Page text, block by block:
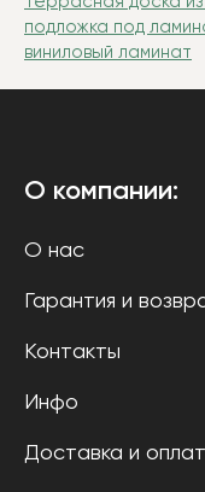
подложка под
виниловый ламинат
О компании:
О нас
Гарантия и
Контакты
Инфо
Доставка и